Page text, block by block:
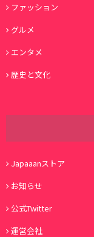
ファッション
グルメ
エンタメ
歴史と文化
Japaaanストア
お知らせ
公式Twitter
運営会社